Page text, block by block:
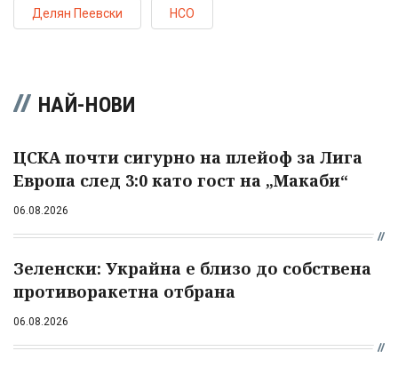
Делян Пеевски НСО
НАЙ-НОВИ
ЦСКА почти сигурно на плейоф за Лига
Европа след 3:0 като гост на „Макаби“
06.08.2026
Зеленски: Украйна е близо до собствена
противоракетна отбрана
06.08.2026